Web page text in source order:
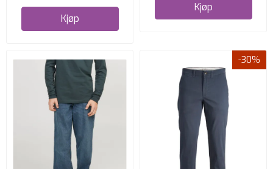
Kjøp
Kjøp
-30%